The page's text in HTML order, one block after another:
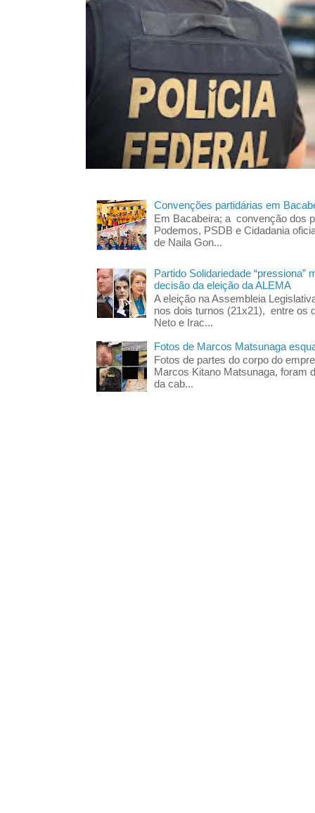
Convenções partidárias em
Em Bacabeira; a convenção dos
Podemos, PSDB e Cidadania
de Naila Gon...
Partido Solidariedade “pressiona”
decisão da eleição da ALEMA
A eleição na Assembleia
nos dois turnos (21x21), entre os
Neto e Irac...
Fotos de Marcos Matsunaga
Fotos de partes do corpo do
Marcos Kitano Matsunaga, foram
da cab...